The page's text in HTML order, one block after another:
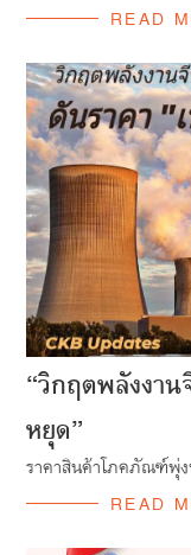
READ
“วิกฤตพลังงา
หยุด”
ราคาสินค้าโภคภัณฑ์พุ่
READ